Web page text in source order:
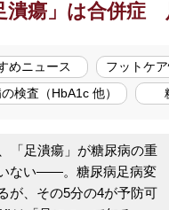
瘍」は合併症
めニュース フットケ
検査（HbA1c 他）
「足潰瘍」が糖尿病の重
ない――。糖尿病足病変
が、その5分の4が予防可